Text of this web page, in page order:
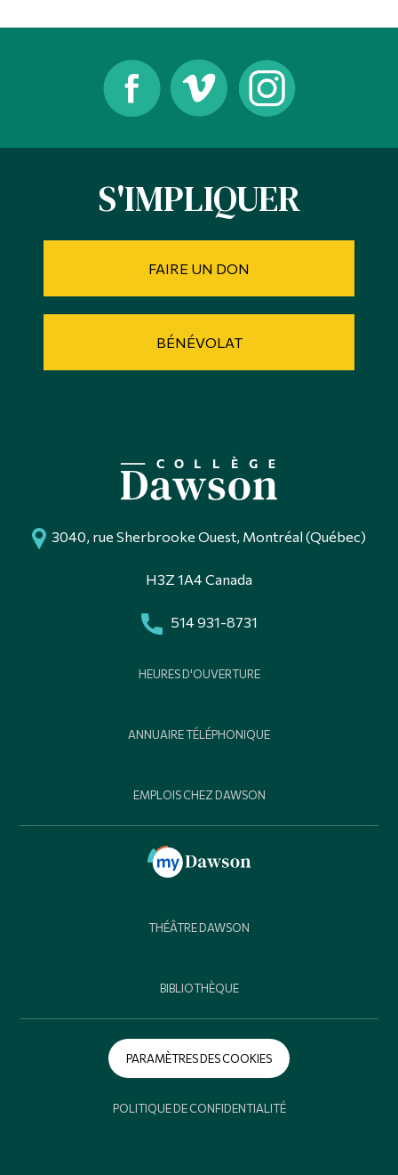
S'IMPLIQUER
FAIRE UN DON
BÉNÉVOLAT
3040, rue Sherbrooke Ouest, Montréal (Québec)
H3Z 1A4 Canada
514 931-8731
HEURES D'OUVERTURE
ANNUAIRE TÉLÉPHONIQUE
EMPLOIS CHEZ DAWSON
THÉÂTRE DAWSON
BIBLIOTHÈQUE
PARAMÈTRES DES COOKIES
POLITIQUE DE CONFIDENTIALITÉ